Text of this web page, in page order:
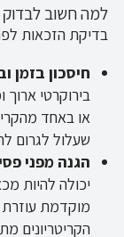
למה חשוב
בדיקת הזכאות
חיסכון בזמן
בירוקרטי
או באחד
שעלול לגרום
הגנה מפני
יכולה להיות
מוקדמת
הקריטריונים